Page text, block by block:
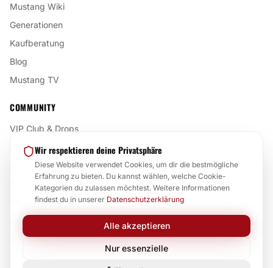
Mustang Wiki
Generationen
Kaufberatung
Blog
Mustang TV
COMMUNITY
VIP Club & Drops
Über uns
Kontakt
Impressum
Datenschutz
Cookie-Einstellungen
Wir respektieren deine Privatsphäre
Diese Website verwendet Cookies, um dir die bestmögliche
Erfahrung zu bieten. Du kannst wählen, welche Cookie-
Kategorien du zulassen möchtest. Weitere Informationen
findest du in unserer Datenschutzerklärung
Alle akzeptieren
Nur essenzielle